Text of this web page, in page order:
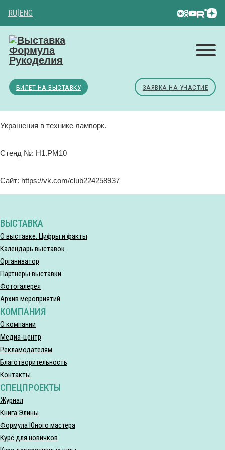
RU ENG
БИЛЕТ НА ВЫСТАВКУ ЗАЯВКА НА УЧАСТИЕ
Украшения в технике ламворк.
Стенд №: H1.РМ10
Сайт: https://vk.com/club224258937
ВЫСТАВКА
О выставке. Цифры и факты
Календарь выставок
Организатор
Партнеры выставки
Фотогалерея
Архив мероприятий
КОМПАНИЯ
О компании
Медиа-центр
Рекламодателям
Благотворительность
Контакты
СПЕЦПРОЕКТЫ
Журнал
Книга Элины
Формула Юного мастера
Курс для новичков